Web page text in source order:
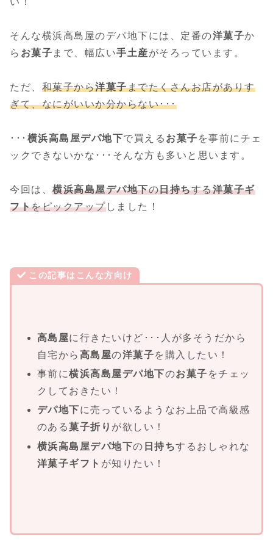
そんな横浜高島屋のデパ地下には、定番の洋菓子か
ら お菓子 まで、幅広い手土産がそろっています。
ただ、 和菓子から洋菓子までたくさんお店がありす
ぎて、なにがいいか分からない･･･
･･･ 横浜高島屋デパ地下 で買える お菓子 を事前にチェ
ックできないかな･･･そんな方も多いと思います。
今回は、 横浜高島屋デパ地下の日持ちする洋菓子ギ
フトをピックアップしました！
この記事はこんな方向け
高島屋に行きたいけど･･･人が多そうだから
自宅から 高島屋の洋菓子を購入したい！
事前に横浜高島屋デパ地下のお菓子 をチェッ
クしておきたい！
デパ地下に売っているようなお上品で高級感
のある菓子折り が欲しい！
横浜高島屋デパ地下の 日持ちするおしゃれな
洋菓子ギフト が知りたい！